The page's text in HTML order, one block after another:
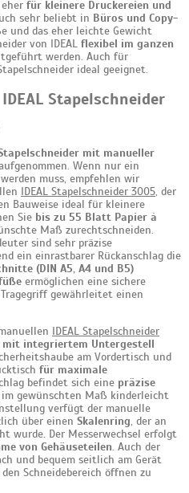
für kleinere Druckereien und
sehr beliebt in Büros und Copy-
und das eher leichte Gewicht
von IDEAL flexibel im ganzen
werden. Auch für
ideal geeignet.
Stapelschneider
Stapelschneider mit manueller
Wenn nur ein
muss, empfehlen wir
IDEAL Stapelschneider 3005, der
Bauweise ideal für kleinere
Sie bis zu 55 Blatt Papier á
Maß zurechtschneiden.
sind sehr präzise
ein einrastbarer Rückanschlag die
(DIN A5, A4 und B5)
ermöglichen eine sichere
gewährleitet einen
IDEAL Stapelschneider
mit integriertem Untergestell
am Vordertisch und
für maximale
befindet sich eine präzise
gewünschten Maß kinderleicht
verfügt der manuelle
über einen Skalenring, der an
wurde. Der Messerwechsel erfolgt
von Gehäuseteilen. Auch der
und bequem seitlich am Gerät
Schneidebereich öffnen zu